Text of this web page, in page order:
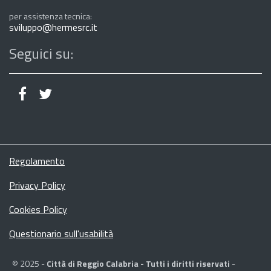
per assistenza tecnica:
sviluppo@hermesrc.it
Seguici su:
Regolamento
Privacy Policy
Cookies Policy
Questionario sull'usabilità
© 2025 -Città di Reggio Calabria - Tutti i diritti riservati -